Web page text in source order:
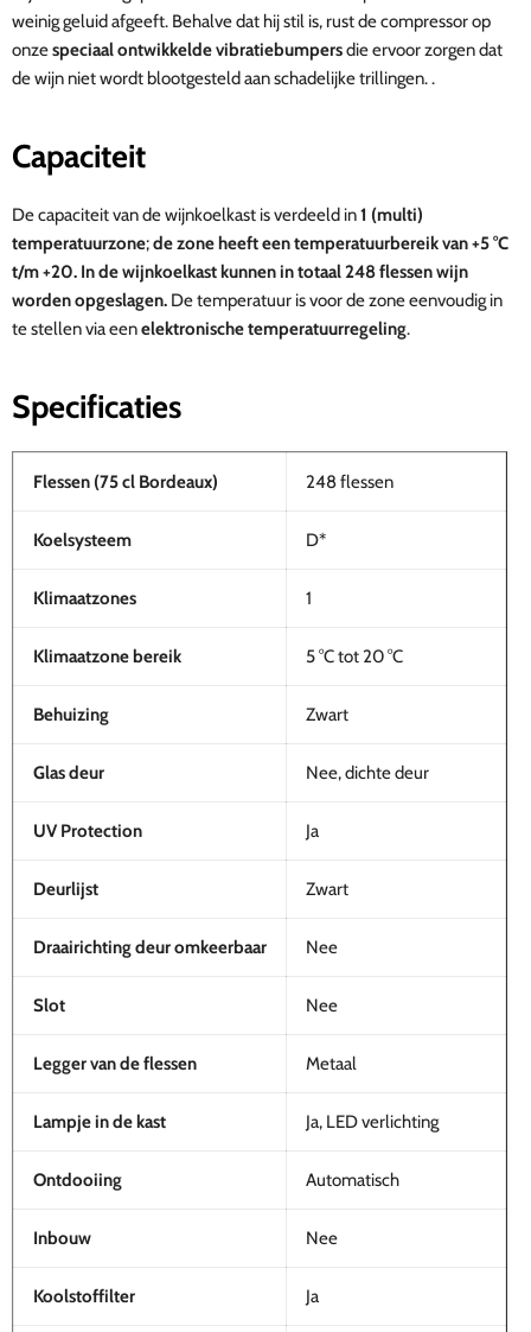
weinig geluid afgeeft. Behalve dat hij stil is, rust de compressor op
onzespeciaal ontwikkelde vibratiebumpersdie ervoor zorgen dat
de wijn niet wordt blootgesteld aan schadelijke trillingen. .
Capaciteit
De capaciteit van de wijnkoelkast is verdeeld in1 (multi)
temperatuurzone;de zone heeft een temperatuurbereik van+5 °C
t/m +20. In de wijnkoelkast kunnen in totaal 248 flessen wijn
worden opgeslagen. De temperatuur is voor de zone eenvoudig in
te stellen via eenelektronische temperatuurregeling.
Specificaties
Flessen (75 cl Bordeaux) 248 flessen
Koelsysteem D*
Klimaatzones 1
Klimaatzone bereik 5 °C tot 20 °C
Behuizing Zwart
Glas deur Nee, dichte deur
UV Protection Ja
Deurlijst Zwart
Draairichting deur omkeerbaar Nee
Slot Nee
Legger van de flessen Metaal
Lampje in de kast Ja, LED verlichting
Ontdooiing Automatisch
Inbouw Nee
Koolstoffilter Ja